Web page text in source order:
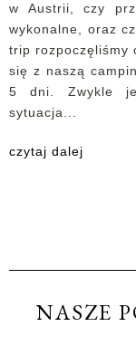
w Austrii, czy
wykonalne, oraz
trip rozpoczęliśmy
się z naszą
5 dni. Zwykle
sytuacja...
czytaj dalej
NASZE